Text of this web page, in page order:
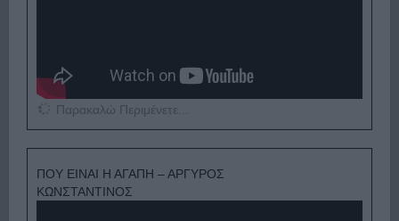
Παρακαλώ Περιμένετε...
ΠΟΥ ΕΙΝΑΙ Η ΑΓΑΠΗ – ΑΡΓΥΡΟΣ
ΚΩΝΣΤΑΝΤΙΝΟΣ